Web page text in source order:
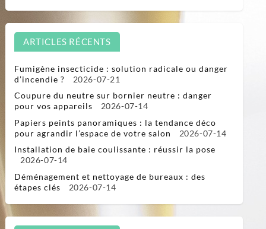
ARTICLES RÉCENTS
Fumigène insecticide : solution radicale ou danger
d’incendie ?
2026-07-21
Coupure du neutre sur bornier neutre : danger
pour vos appareils
2026-07-14
Papiers peints panoramiques : la tendance déco
pour agrandir l’espace de votre salon
2026-07-14
Installation de baie coulissante : réussir la pose
2026-07-14
Déménagement et nettoyage de bureaux : des
étapes clés
2026-07-14